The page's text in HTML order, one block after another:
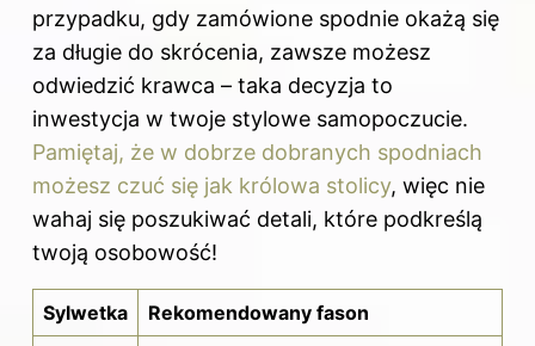
przypadku, gdy zamówione spodnie okażą się
za długie do skrócenia, zawsze możesz
odwiedzić krawca – taka decyzja to
inwestycja w twoje stylowe samopoczucie.
Pamiętaj, że w dobrze dobranych spodniach
możesz czuć się jak królowa stolicy, więc nie
wahaj się poszukiwać detali, które podkreślą
twoją osobowość!
Sylwetka Rekomendowany fason